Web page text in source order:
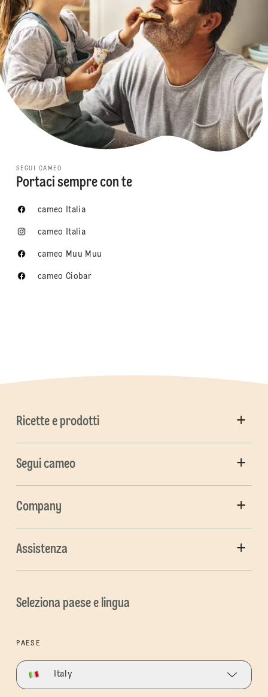
SEGUI CAMEO
Portaci sempre con te
cameo Italia
cameo Italia
cameo Muu Muu
cameo Ciobar
Ricette e prodotti
Segui cameo
Company
Assistenza
Seleziona paese e lingua
PAESE
Italy